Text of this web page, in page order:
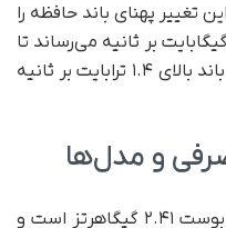
این تغییر پهنای باند حافظه را
۱,۷۹۲ گیگابایت بر ثانیه به ۱,۳۴۴ گیگابایت بر ثانیه می‌رساند تا
با قوانین صادراتی آمریکا که پهنای باند بالای ۱.۴ ترابایت بر ثانیه
و مدل‌ها
فرکانس پایه کارت ۲.۰۱ گیگاهرتز و بوست ۲.۴۱ گیگاهرتز است و